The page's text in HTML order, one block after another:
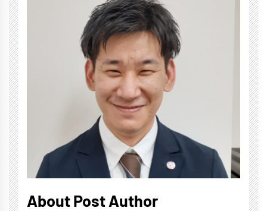
About Post Author